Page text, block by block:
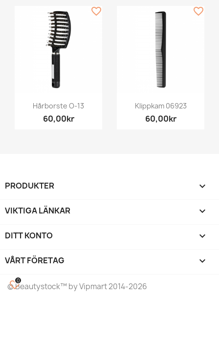
Hårborste O-13
60,00kr
favorite_border
Klippkam 06923
60,00kr
favorite_border
PRODUKTER 
VIKTIGA LÄNKAR 
DITT KONTO 
VÅRT FÖRETAG keyboard_arrow_down
©Beautystock™ by Vipmart 2014-2026
favorite_border
0